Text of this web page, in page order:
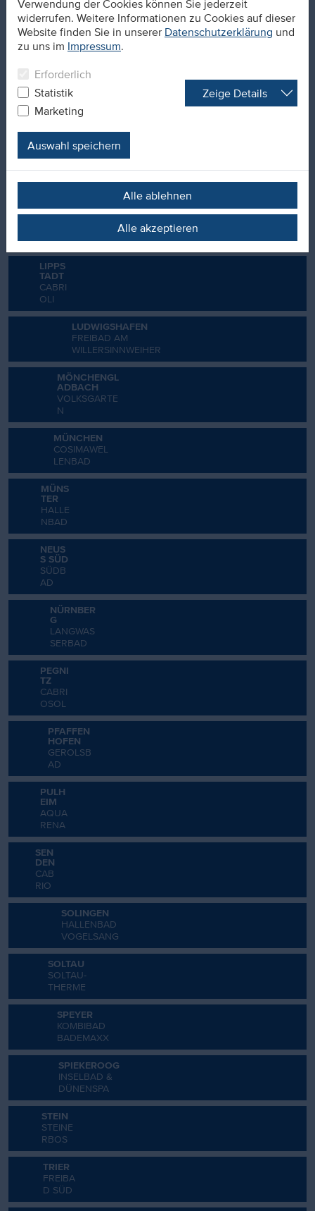
KÖLN
ZOLLSTO
KONZ
MOSEL-
N
LIPPS
TADT
CABRI
OLI
LUDWIGSHAFEN
FREIBAD AM
WILLERSINNWEIHER
MÖNCHENGL
ADBACH
VOLKSGARTE
N
MÜNCHEN
COSIMAWEL
LENBAD
MÜNS
TER
HALLE
NBAD
NEUS
S SÜD
SÜDB
AD
NÜRNBER
G
LANGWAS
SERBAD
PEGNI
TZ
CABRI
OSOL
PFAFFEN
HOFEN
GEROLSB
AD
PULH
EIM
AQUA
RENA
SEN
DEN
CAB
RIO
SOLINGEN
HALLENBAD
VOGELSANG
SOLTAU
SOLTAU-
THERME
SPEYER
KOMBIBAD
BADEMAXX
SPIEKEROOG
INSELBAD &
DÜNENSPA
STEIN
STEINE
RBOS
TRIER
FREIBA
D SÜD
Verwendung der Cookies können Sie jederzeit
widerrufen. Weitere Informationen zu Cookies auf dieser
Website finden Sie in unserer Datenschutzerklärung und
zu uns im Impressum.
Erforderlich
Statistik
Marketing
Zeige Details
Auswahl speichern
Alle ablehnen
Alle akzeptieren